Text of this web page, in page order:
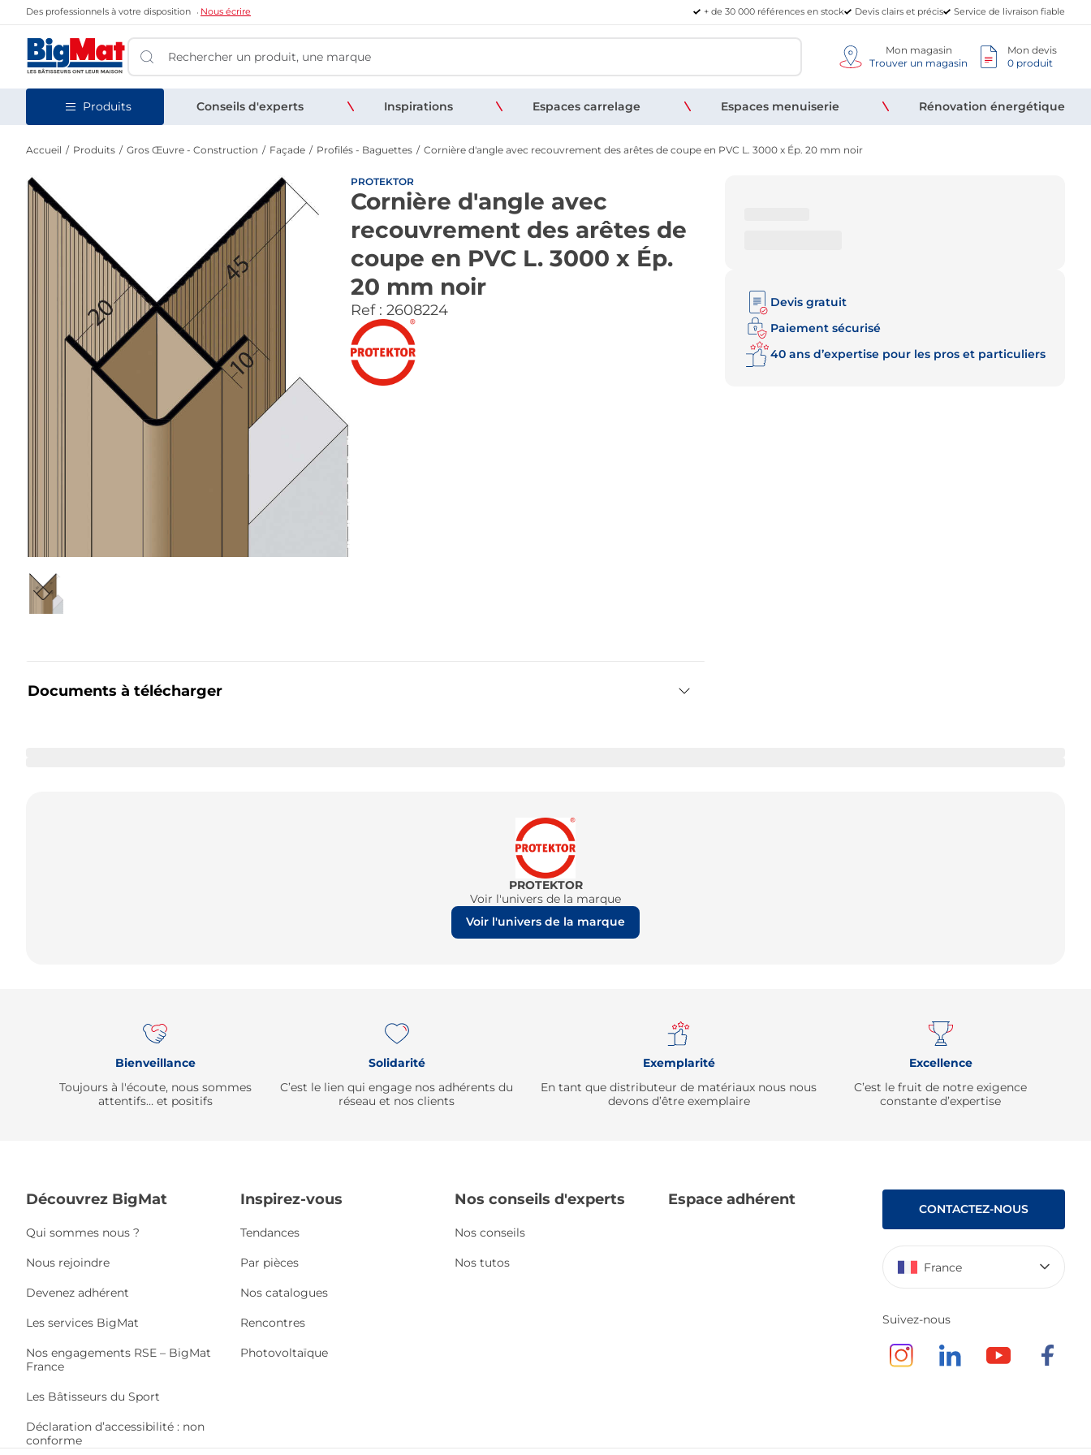
Des professionnels à votre disposition Nous écrire + de 30 000 références en stock Devis clairs et précis Service de livraison fiable
Mon magasin
Trouver un magasin
Mon devis
0 produit
Produits Conseils d'experts Inspirations Espaces carrelage Espaces menuiserie Rénovation énergétique
Accueil Produits Gros Œuvre - Construction Façade Profilés - Baguettes Cornière d'angle avec recouvrement des arêtes de coupe en PVC L. 3000 x Ép. 20 mm noir
PROTEKTOR
Cornière d'angle avec
recouvrement des arêtes de
coupe en PVC L. 3000 x Ép.
20 mm noir
Ref : 2608224
Documents à télécharger
Devis gratuit
Paiement sécurisé
40 ans d’expertise pour les pros et particuliers
PROTEKTOR
Voir l'univers de la marque
Voir l'univers de la marque
Bienveillance
Toujours à l'écoute, nous sommes
attentifs… et positifs
Solidarité
C’est le lien qui engage nos adhérents du
réseau et nos clients
Exemplarité
En tant que distributeur de matériaux nous nous
devons d’être exemplaire
Excellence
C’est le fruit de notre exigence
constante d’expertise
Découvrez BigMat
Qui sommes nous ?
Nous rejoindre
Devenez adhérent
Les services BigMat
Nos engagements RSE – BigMat
France
Les Bâtisseurs du Sport
Déclaration d’accessibilité : non
conforme
Inspirez-vous
Tendances
Par pièces
Nos catalogues
Rencontres
Photovoltaïque
Nos conseils d'experts
Nos conseils
Nos tutos
Espace adhérent
CONTACTEZ-NOUS
France
Suivez-nous